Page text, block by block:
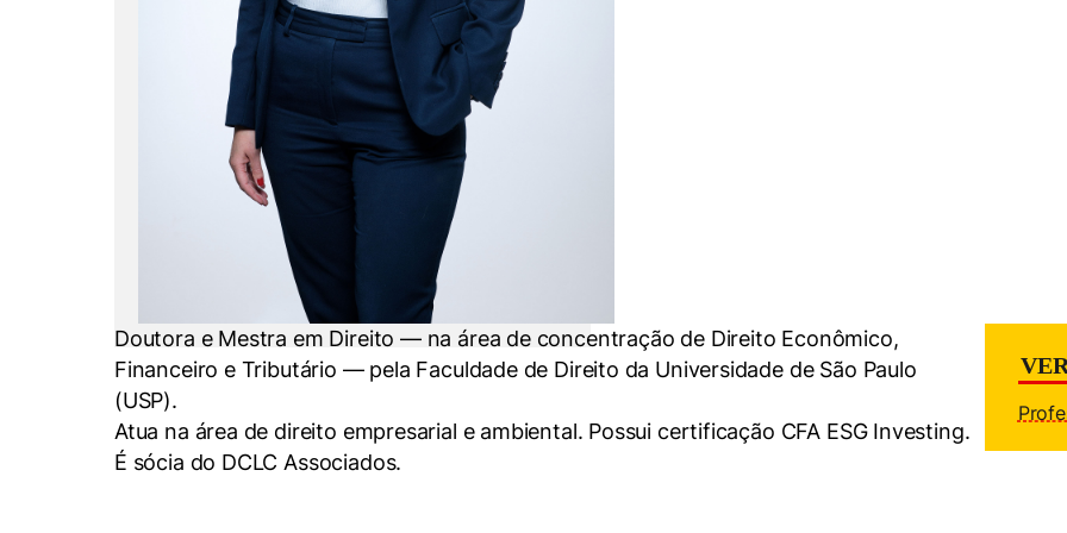
Conhecimento
Hub de Inovação e
Empreendedorismo
Women in Action
Trabalhe conosco
Sala de Imprensa
Repositório Institucional
Pesquisa na Graduação
Seminários Acadêmicos
Comitê de Ética em
Doutora e Mestra em Direito — na área de concentração de Direito Econômico,
Financeiro e Tributário — pela Faculdade de Direito da Universidade de São Paulo
(USP).
Atua na área de direito empresarial e ambiental. Possui certificação CFA ESG Investing.
É sócia do DCLC Associados.